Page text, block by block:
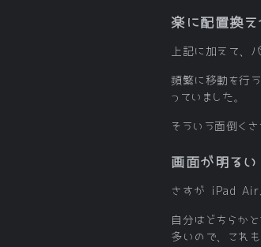
楽に配置換え
上記に加えて、
頻繁に移動を行
っていました。
そういう面倒く
画面が明るい
さすが iPad Air
自分はどちらか
多いので、これ